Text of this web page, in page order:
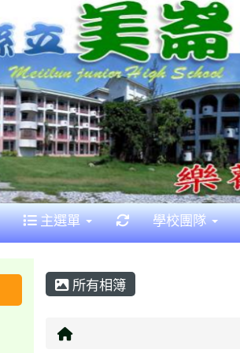
主選單 重新取得佈景設定
學校團隊
所有相簿
回首頁